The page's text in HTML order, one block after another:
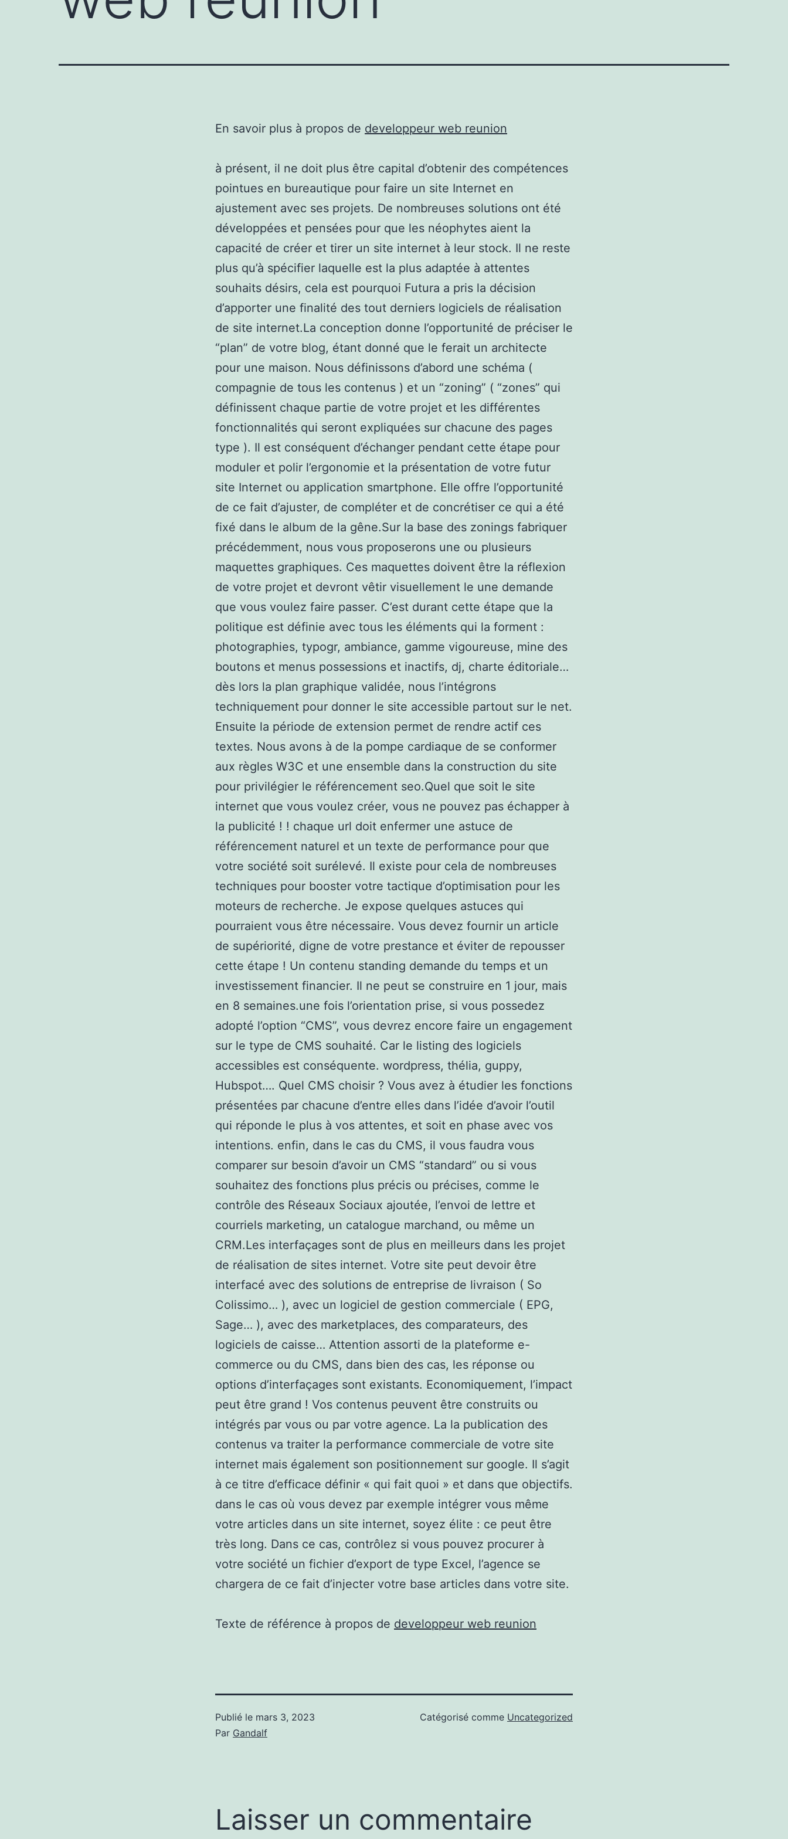
En savoir plus à propos de developpeur web reunion
à présent, il ne doit plus être capital d’obtenir des compétences
pointues en bureautique pour faire un site Internet en
ajustement avec ses projets. De nombreuses solutions ont été
développées et pensées pour que les néophytes aient la
capacité de créer et tirer un site internet à leur stock. Il ne reste
plus qu’à spécifier laquelle est la plus adaptée à attentes
souhaits désirs, cela est pourquoi Futura a pris la décision
d’apporter une finalité des tout derniers logiciels de réalisation
de site internet.La conception donne l’opportunité de préciser le
“plan” de votre blog, étant donné que le ferait un architecte
pour une maison. Nous définissons d’abord une schéma (
compagnie de tous les contenus ) et un “zoning” ( “zones” qui
définissent chaque partie de votre projet et les différentes
fonctionnalités qui seront expliquées sur chacune des pages
type ). Il est conséquent d’échanger pendant cette étape pour
moduler et polir l’ergonomie et la présentation de votre futur
site Internet ou application smartphone. Elle offre l’opportunité
de ce fait d’ajuster, de compléter et de concrétiser ce qui a été
fixé dans le album de la gêne.Sur la base des zonings fabriquer
précédemment, nous vous proposerons une ou plusieurs
maquettes graphiques. Ces maquettes doivent être la réflexion
de votre projet et devront vêtir visuellement le une demande
que vous voulez faire passer. C’est durant cette étape que la
politique est définie avec tous les éléments qui la forment :
photographies, typogr, ambiance, gamme vigoureuse, mine des
boutons et menus possessions et inactifs, dj, charte éditoriale…
dès lors la plan graphique validée, nous l’intégrons
techniquement pour donner le site accessible partout sur le net.
Ensuite la période de extension permet de rendre actif ces
textes. Nous avons à de la pompe cardiaque de se conformer
aux règles W3C et une ensemble dans la construction du site
pour privilégier le référencement seo.Quel que soit le site
internet que vous voulez créer, vous ne pouvez pas échapper à
la publicité ! ! chaque url doit enfermer une astuce de
référencement naturel et un texte de performance pour que
votre société soit surélevé. Il existe pour cela de nombreuses
techniques pour booster votre tactique d’optimisation pour les
moteurs de recherche. Je expose quelques astuces qui
pourraient vous être nécessaire. Vous devez fournir un article
de supériorité, digne de votre prestance et éviter de repousser
cette étape ! Un contenu standing demande du temps et un
investissement financier. Il ne peut se construire en 1 jour, mais
en 8 semaines.une fois l’orientation prise, si vous possedez
adopté l’option “CMS”, vous devrez encore faire un engagement
sur le type de CMS souhaité. Car le listing des logiciels
accessibles est conséquente. wordpress, thélia, guppy,
Hubspot…. Quel CMS choisir ? Vous avez à étudier les fonctions
présentées par chacune d’entre elles dans l’idée d’avoir l’outil
qui réponde le plus à vos attentes, et soit en phase avec vos
intentions. enfin, dans le cas du CMS, il vous faudra vous
comparer sur besoin d’avoir un CMS “standard” ou si vous
souhaitez des fonctions plus précis ou précises, comme le
contrôle des Réseaux Sociaux ajoutée, l’envoi de lettre et
courriels marketing, un catalogue marchand, ou même un
CRM.Les interfaçages sont de plus en meilleurs dans les projet
de réalisation de sites internet. Votre site peut devoir être
interfacé avec des solutions de entreprise de livraison ( So
Colissimo… ), avec un logiciel de gestion commerciale ( EPG,
Sage… ), avec des marketplaces, des comparateurs, des
logiciels de caisse… Attention assorti de la plateforme e-
commerce ou du CMS, dans bien des cas, les réponse ou
options d’interfaçages sont existants. Economiquement, l’impact
peut être grand ! Vos contenus peuvent être construits ou
intégrés par vous ou par votre agence. La la publication des
contenus va traiter la performance commerciale de votre site
internet mais également son positionnement sur google. Il s’agit
à ce titre d’efficace définir « qui fait quoi » et dans que objectifs.
dans le cas où vous devez par exemple intégrer vous même
votre articles dans un site internet, soyez élite : ce peut être
très long. Dans ce cas, contrôlez si vous pouvez procurer à
votre société un fichier d’export de type Excel, l’agence se
chargera de ce fait d’injecter votre base articles dans votre site.
Texte de référence à propos de developpeur web reunion
Publié le mars 3, 2023
Par Gandalf
Catégorisé comme Uncategorized
Laisser un commentaire